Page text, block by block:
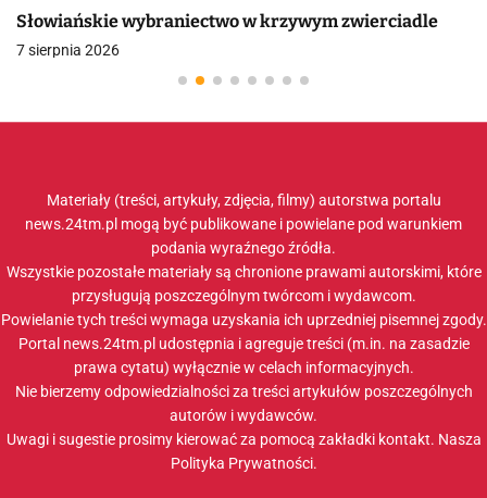
Słowiańskie wybraniectwo w krzywym zwierciadle
7 sierpnia 2026
Materiały (treści, artykuły, zdjęcia, filmy) autorstwa portalu
news.24tm.pl mogą być publikowane i powielane pod warunkiem
podania wyraźnego źródła.
Wszystkie pozostałe materiały są chronione prawami autorskimi, które
przysługują poszczególnym twórcom i wydawcom.
Powielanie tych treści wymaga uzyskania ich uprzedniej pisemnej zgody.
Portal news.24tm.pl udostępnia i agreguje treści (m.in. na zasadzie
prawa cytatu) wyłącznie w celach informacyjnych.
Nie bierzemy odpowiedzialności za treści artykułów poszczególnych
autorów i wydawców.
Uwagi i sugestie prosimy kierować za pomocą zakładki kontakt. Nasza
Polityka Prywatności.